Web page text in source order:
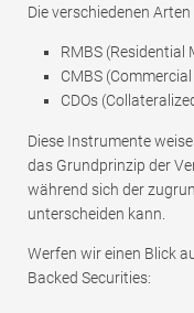
Die verschiedenen
RMBS (Residential
CMBS
CDOs
Diese Instrumente
das Grundprinzip der
während sich der
unterscheiden kann.
Werfen wir einen Blick
Backed Securities: